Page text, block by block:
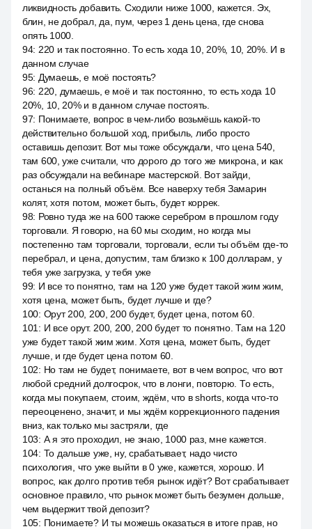
ликвидность добавить. Сходили ниже 1000, кажется. Эх,
блин, не добрал, да, пум, через 1 день цена, где снова
опять 1000.
94: 220 и так постоянно. То есть хода 10, 20%, 10, 20%. И в
данном случае
95: Думаешь, е моё постоять?
96: 220, думаешь, е моё и так постоянно, то есть хода 10
20%, 10, 20% и в данном случае постоять.
97: Понимаете, вопрос в чем-либо возьмёшь какой-то
действительно большой ход, прибыль, либо просто
оставишь депозит. Вот мы тоже обсуждали, что цена 540,
там 600, уже считали, что дорого до того же микрона, и как
раз обсуждали на вебинаре мастерской. Вот зайди,
останься на полный объём. Все наверху тебя Замарин
колят, хотя потом, может быть, будет коррек.
98: Ровно туда же на 600 также серебром в прошлом году
торговали. Я говорю, на 60 мы сходим, но когда мы
постепенно там торговали, торговали, если ты объём где-то
перебрал, и цена, допустим, там близко к 100 долларам, у
тебя уже загрузка, у тебя уже
99: И все то понятно, там на 120 уже будет такой жим жим,
хотя цена, может быть, будет лучше и где?
100: Орут 200, 200, 200 будет, будет цена, потом 60.
101 : И все орут. 200, 200, 200 будет то понятно. Там на 120
уже будет такой жим жим. Хотя цена, может быть, будет
лучше, и где будет цена потом 60.
102: Но там не будет, понимаете, вот в чем вопрос, что вот
любой средний долгосрок, что в лонги, повторю. То есть,
когда мы покупаем, стоим, ждём, что в shorts, когда что-то
переоценено, значит, и мы ждём коррекционного падения
вниз, как только мы застряли, где
103: А я это проходил, не знаю, 1000 раз, мне кажется.
104: То дальше уже, ну, срабатывает, надо чисто
психология, что уже выйти в 0 уже, кажется, хорошо. И
вопрос, как долго против тебя рынок идёт? Вот срабатывает
основное правило, что рынок может быть безумен дольше,
чем выдержит твой депозит?
105: Понимаете? И ты можешь оказаться в итоге прав, но